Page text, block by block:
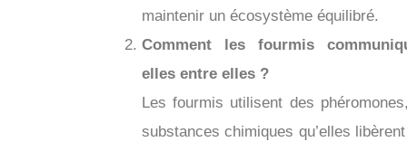
maintenir un écosystème équilibré.
Comment les fourmis
elles entre elles ?
Les fourmis utilisent des
substances chimiques qu’elles